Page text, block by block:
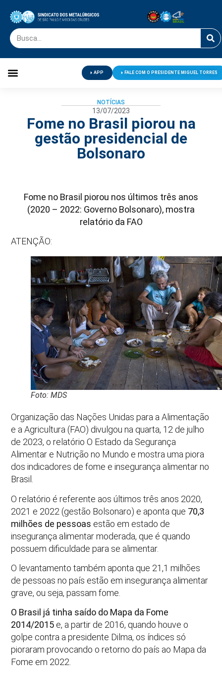
APP FALE COM O PRESIDENTE MIGUEL TORRES
NOTÍCIAS
13/07/2023
Fome no Brasil piorou na
gestão presidencial de
Bolsonaro
Fome no Brasil piorou nos últimos três anos
(2020 – 2022: Governo Bolsonaro), mostra
relatório da FAO
ATENÇÃO:
Foto: MDS
Organização das Nações Unidas para a Alimentação
e a Agricultura (FAO) divulgou na quarta, 12 de julho
de 2023, o relatório O Estado da Segurança
Alimentar e Nutrição no Mundo e mostra uma piora
dos indicadores de fome e insegurança alimentar no
Brasil.
O relatório é referente aos últimos três anos 2020,
2021 e 2022 (gestão Bolsonaro) e aponta que 70,3
milhões de pessoas estão em estado de
insegurança alimentar moderada, que é quando
possuem dificuldade para se alimentar.
O levantamento também aponta que 21,1 milhões
de pessoas no país estão em insegurança alimentar
grave, ou seja, passam fome.
O Brasil já tinha saído do Mapa da Fome
2014/2015 e, a partir de 2016, quando houve o
golpe contra a presidente Dilma, os índices só
pioraram provocando o retorno do país ao Mapa da
Fome em 2022.